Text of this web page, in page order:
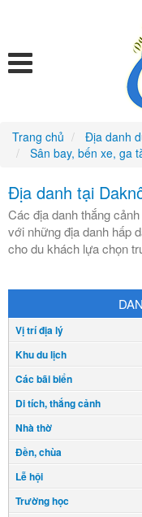
Trang chủ Địa danh
Sân bay, bến xe, ga
Địa danh tại
Các địa danh thắng
với những địa danh hấp
cho du khách lựa chọn
Vị trí địa lý
Khu du lịch
Các bãi biển
Di tích, thắng cảnh
Nhà thờ
Đền, chùa
Lễ hội
Trường học